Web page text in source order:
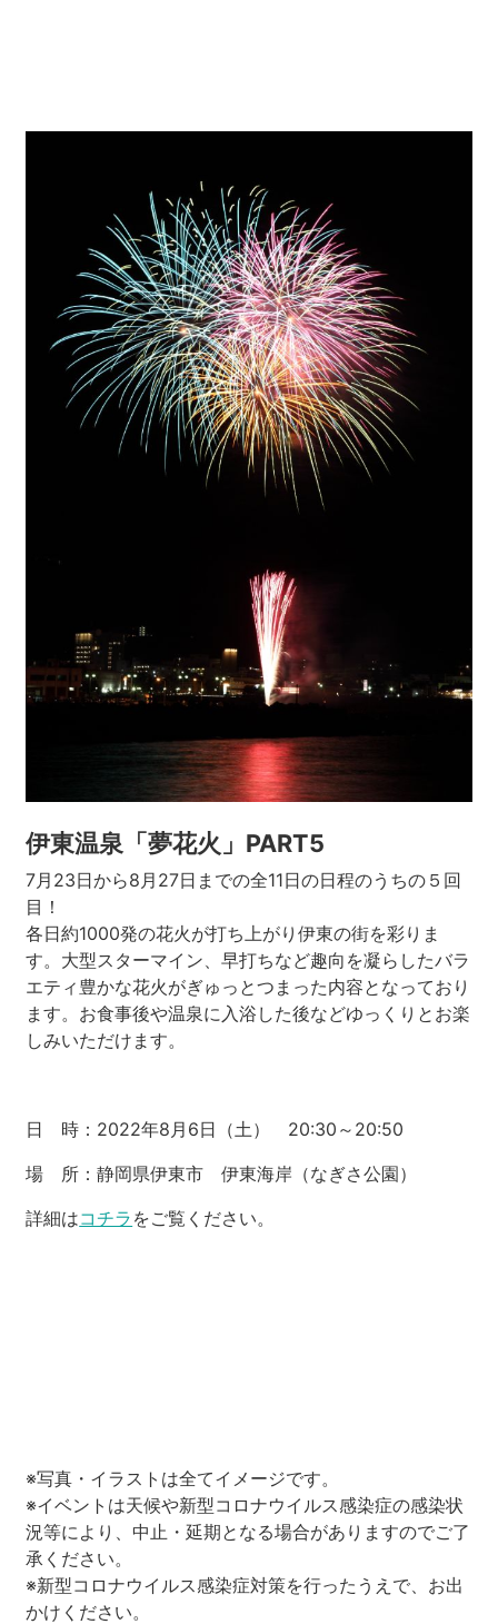
伊東温泉「夢花火」PART5
7月23日から8月27日までの全11日の日程のうちの５回
目！
各日約1000発の花火が打ち上がり伊東の街を彩りま
す。大型スターマイン、早打ちなど趣向を凝らしたバラ
エティ豊かな花火がぎゅっとつまった内容となっており
ます。お食事後や温泉に入浴した後などゆっくりとお楽
しみいただけます。
日 時：2022年8月6日（土） 20:30～20:50
場 所：静岡県伊東市 伊東海岸（なぎさ公園）
詳細はコチラ をご覧ください。
※写真・イラストは全てイメージです。
※イベントは天候や新型コロナウイルス感染症の感染状
況等により、中止・延期となる場合がありますのでご了
承ください。
※新型コロナウイルス感染症対策を行ったうえで、お出
かけください。